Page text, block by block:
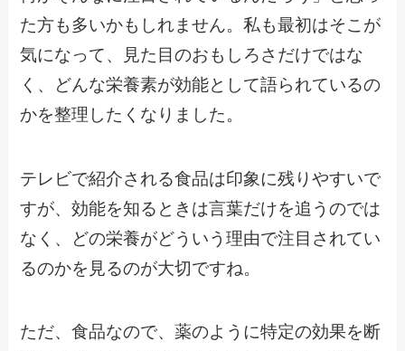
た方も多いかもしれません。私も最初はそこが
気になって、見た目のおもしろさだけではな
く、どんな栄養素が効能として語られているの
かを整理したくなりました。
テレビで紹介される食品は印象に残りやすいで
すが、効能を知るときは言葉だけを追うのでは
なく、どの栄養がどういう理由で注目されてい
るのかを見るのが大切ですね。
ただ、食品なので、薬のように特定の効果を断